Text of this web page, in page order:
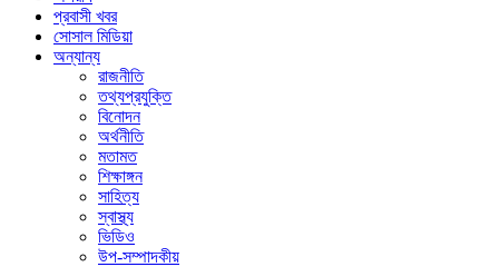
প্রবাসী খবর
সোসাল মিডিয়া
অন্যান্য
রাজনীতি
তথ্যপ্রযুক্তি
বিনোদন
অর্থনীতি
মতামত
শিক্ষাঙ্গন
সাহিত্য
স্বাস্থ্য
ভিডিও
উপ-সম্পাদকীয়